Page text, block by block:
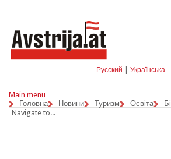
Русский Українська
Main menu
Головна
Новини Туризм Освіта